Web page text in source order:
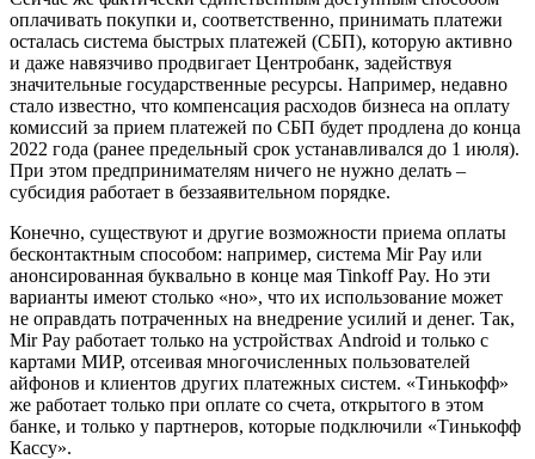
оплачивать покупки и, соответственно, принимать платежи
осталась система быстрых платежей (СБП), которую активно
и даже навязчиво продвигает Центробанк, задействуя
значительные государственные ресурсы. Например, недавно
стало известно, что компенсация расходов бизнеса на оплату
комиссий за прием платежей по СБП будет продлена до конца
2022 года (ранее предельный срок устанавливался до 1 июля).
При этом предпринимателям ничего не нужно делать –
субсидия работает в беззаявительном порядке.
Конечно, существуют и другие возможности приема оплаты
бесконтактным способом: например, система Mir Pay или
анонсированная буквально в конце мая Tinkoff Pay. Но эти
варианты имеют столько «но», что их использование может
не оправдать потраченных на внедрение усилий и денег. Так,
Mir Pay работает только на устройствах Android и только с
картами МИР, отсеивая многочисленных пользователей
айфонов и клиентов других платежных систем. «Тинькофф»
же работает только при оплате со счета, открытого в этом
банке, и только у партнеров, которые подключили «Тинькофф
Кассу».